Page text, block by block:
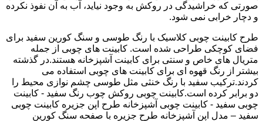
صورتی که خراشیدگی در روکش به وجود نیاید، آب به آن نفوذ نکرده
و دچار خرابی نمی شود.
طرح کابینت چوبی کلاسیک با رنگ طوسی و سنگ کورین سفید برای
فضای کوچکی طراحی شده است. کابینت های چوبی از جمله
متریال های خاص و سنتی برای کابینت آشپزخانه هستند.در گذشته
بیشتر از رنگ قهوه ای برای کابینت های چوبی استفاده می
کردند.ترکیب سفید با رنگ خنثی مثل طوسی چشم نوازی محیط را
دو برابر کرده است.کابینت چوبی روکش چوب رنگ سفید - کابینت
چوبی سفید - کابینت چوبی آشپزخانه طرح اپن جزیره کابینت چوبی
سفید – مدل اپن آشپزخانه طرح جزیره با صفحه سنگ کورین